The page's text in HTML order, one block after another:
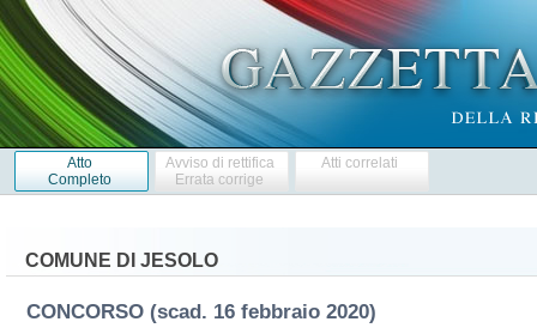
Atto
Completo
Avviso di rettifica
Errata corrige
Atti correlati
COMUNE DI JESOLO
CONCORSO (scad. 16 febbraio 2020)